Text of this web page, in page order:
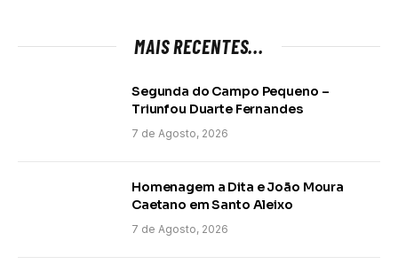
MAIS RECENTES...
Segunda do Campo Pequeno –
Triunfou Duarte Fernandes
7 de Agosto, 2026
Homenagem a Dita e João Moura
Caetano em Santo Aleixo
7 de Agosto, 2026